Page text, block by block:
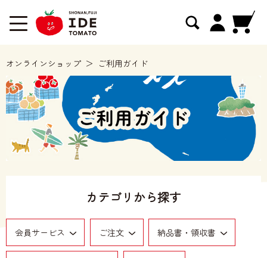
オンラインショップ ご利用ガイド
カテゴリから探す
会員サービス ご注文 納品書・領収書